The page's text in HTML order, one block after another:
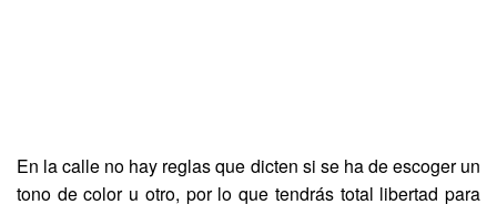
En la calle no hay reglas que dicten si se ha de escoger un
tono de color u otro, por lo que tendrás total libertad para